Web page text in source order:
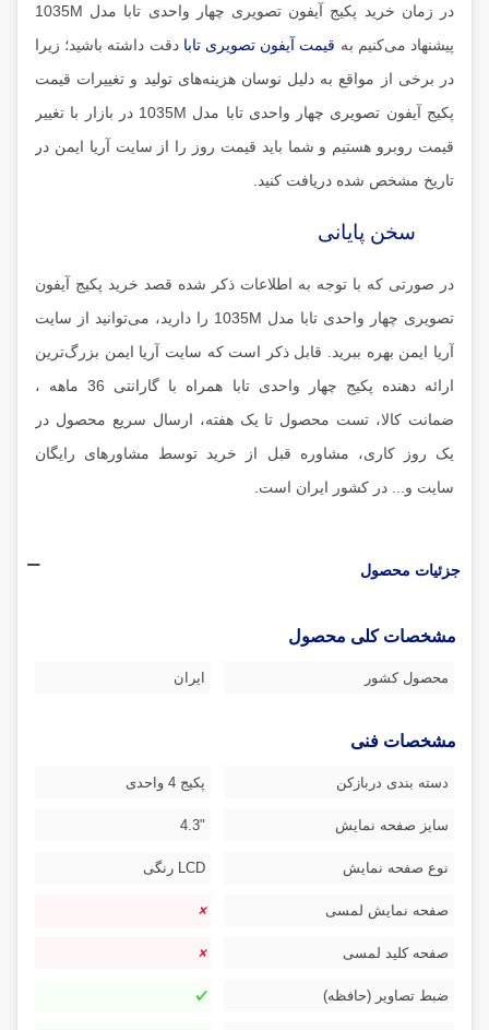
در زمان خرید پکیج آیفون تصویری چهار واحدی تابا مدل 1035M
پیشنهاد می‌کنیم به قیمت آیفون تصویری تابادقت داشته باشید؛ زیرا
در برخی از مواقع به دلیل نوسان هزینه‌های تولید و تغییرات قیمت
پکیج آیفون تصویری چهار واحدی تابا مدل 1035M در بازار با تغییر
قیمت روبرو هستیم و شما باید قیمت روز را از سایت آریا ایمن در
تاریخ مشخص شده دریافت کنید.
سخن پایانی
در صورتی که با توجه به اطلاعات ذکر شده قصد خرید پکیج آیفون
تصویری چهار واحدی تابا مدل 1035M را دارید، می‌توانید از سایت
آریا ایمن بهره ببرید. قابل ذکر است که سایت آریا ایمن بزرگ‌ترین
ارائه دهنده پکیج چهار واحدی تابا همراه با گارانتی 36 ماهه ،
ضمانت کالا، تست محصول تا یک هفته، ارسال سریع محصول در
یک روز کاری، مشاوره قبل از خرید توسط مشاورهای رایگان
سایت و... در کشور ایران است.
جزئیات محصول
مشخصات کلی محصول
محصول کشور ایران
مشخصات فنی
دسته بندی دربازکن پکیج 4 واحدی
سایز صفحه نمایش "4.3
نوع صفحه نمایش LCD رنگی
صفحه نمایش لمسی
صفحه کلید لمسی
ضبط تصاویر (حافظه)